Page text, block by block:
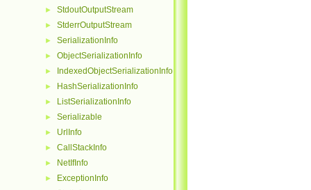
► StdoutOutputStream
► StderrOutputStream
► SerializationInfo
► ObjectSerializationInfo
► IndexedObjectSerializationInfo
► HashSerializationInfo
► ListSerializationInfo
► Serializable
► UrlInfo
► CallStackInfo
► NetIfInfo
► ExceptionInfo